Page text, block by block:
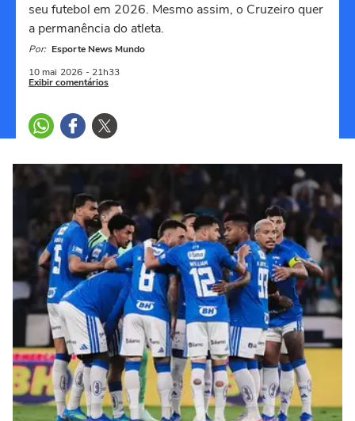
seu futebol em 2026. Mesmo assim, o Cruzeiro quer
a permanência do atleta.
Por: Esporte News Mundo
10 mai 2026 - 21h33
Exibir comentários